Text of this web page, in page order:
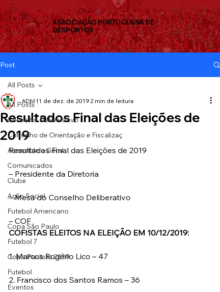
ASSOCIAÇÃO PORTUGUESA DE
DESPORTOS
Post
All Posts
Conselho Deliberativo
Conselho de Orientação e Fiscalizaç
Assembleia Geral
Comunicados
Clube
Ação Social
Futebol Americano
Copa São Paulo
Futebol 7
Copa Paulista 2019
Futebol
Eventos
All Posts
Resultados Final das Eleições de
2019
ADM 11 de dez. de 2019 2 min de leitura
Resultados Final das Eleições de 2019
– Presidente da Diretoria
– Mesa do Conselho Deliberativo
– COF
COFISTAS ELEITOS NA ELEIÇÃO EM 10/12/2019:
1. Marcos Rogério Lico – 47
2. Francisco dos Santos Ramos – 36